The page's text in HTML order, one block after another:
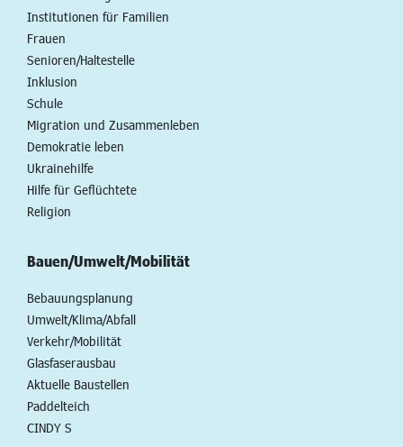
Institutionen für Familien
Frauen
Senioren/Haltestelle
Inklusion
Schule
Migration und Zusammenleben
Demokratie leben
Ukrainehilfe
Hilfe für Geflüchtete
Religion
Bauen/Umwelt/Mobilität
Bebauungsplanung
Umwelt/Klima/Abfall
Verkehr/Mobilität
Glasfaserausbau
Aktuelle Baustellen
Paddelteich
CINDY S